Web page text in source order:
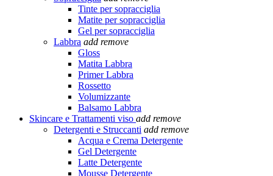
Tinte per sopracciglia
Matite per sopracciglia
Gel per sopracciglia
Labbra add remove
Gloss
Matita Labbra
Primer Labbra
Rossetto
Volumizzante
Balsamo Labbra
Skincare e Trattamenti viso add remove
Detergenti e Struccanti add remove
Acqua e Crema Detergente
Gel Detergente
Latte Detergente
Mousse Detergente